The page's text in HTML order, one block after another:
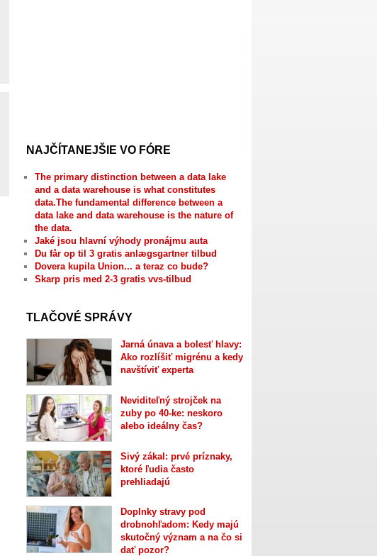
NAJČÍTANEJŠIE VO FÓRE
The primary distinction between a data lake
and a data warehouse is what constitutes
data.The fundamental difference between a
data lake and data warehouse is the nature of
the data.
Jaké jsou hlavní výhody pronájmu auta
Du får op til 3 gratis anlægsgartner tilbud
Dovera kupila Union... a teraz co bude?
Skarp pris med 2-3 gratis vvs-tilbud
TLAČOVÉ SPRÁVY
Jarná únava a bolesť hlavy:
Ako rozlíšiť migrénu a kedy
navštíviť experta
Neviditeľný strojček na
zuby po 40-ke: neskoro
alebo ideálny čas?
Sivý zákal: prvé príznaky,
ktoré ľudia často
prehliadajú
Doplnky stravy pod
drobnohľadom: Kedy majú
skutočný význam a na čo si
dať pozor?